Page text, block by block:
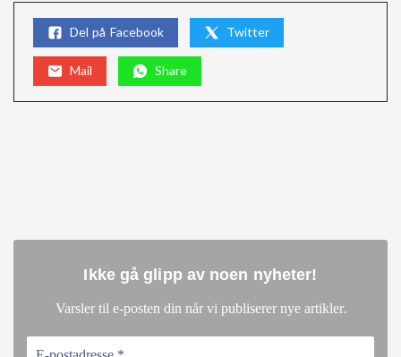
Del på Facebook Twitter
Mail Share
Ikke gå glipp av noen nyheter!
Varsler til e-posten din når vi publiserer nye artikler.